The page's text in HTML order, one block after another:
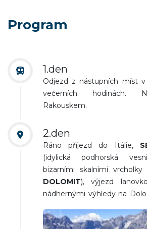
Program
1.den
Odjezd z nástupních míst
večerních hodinách.
Rakouskem.
2.den
Ráno příjezd do Itálie,
(idylická podhorská
bizarními skalními vrcholky
DOLOMIT), výjezd
nádhernými výhledy na
(Monte Elmo 2 434 m n. m.,